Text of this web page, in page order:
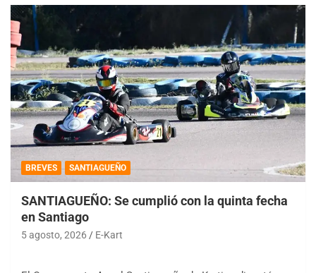
BREVES SANTIAGUEÑO
SANTIAGUEÑO: Se cumplió con la quinta fecha
en Santiago
5 agosto, 2026 E-Kart